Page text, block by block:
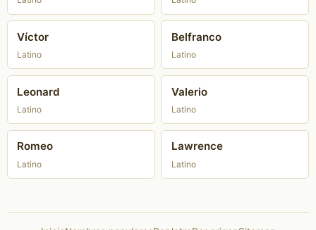
Víctor
Latino
Belfranco
Latino
Leonard
Latino
Valerio
Latino
Romeo
Latino
Lawrence
Latino